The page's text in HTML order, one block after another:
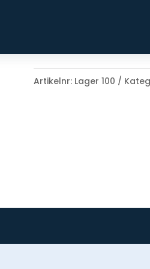
Artikelnr: Lager 100